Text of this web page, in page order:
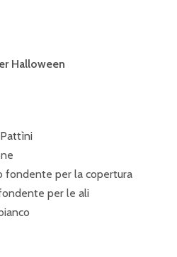
Halloween
fondente per la copertura
per le ali